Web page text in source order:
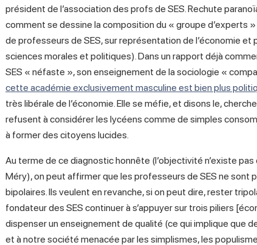
président de l’association des profs de SES. Rechute
comment se dessine la composition du « groupe d’experts
de professeurs de SES, sur représentation de l’économie et
sciences morales et politiques). Dans un rapport déjà
SES « néfaste », son enseignement de la sociologie «
cette académie exclusivement masculine est bien plus
très libérale de l’économie. Elle se méfie, et disons le,
refusent à considérer les lycéens comme de simples
à former des citoyens lucides.
Au terme de ce diagnostic honnête (l’objectivité n’existe
Méry), on peut affirmer que les professeurs de SES ne sont
bipolaires. Ils veulent en revanche, si on peut dire, rester
fondateur des SES continuer à s’appuyer sur trois piliers
dispenser un enseignement de qualité (ce qui implique que
et à notre société menacée par les simplismes, les